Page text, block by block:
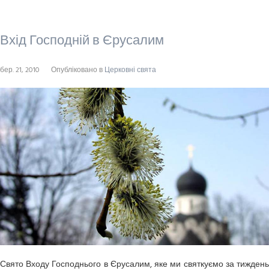
Вхід Господній в Єрусалим
бер. 21, 2010 Опубліковано в Церковні свята
Свято Входу Господнього в Єрусалим, яке ми святкуємо за тиждень